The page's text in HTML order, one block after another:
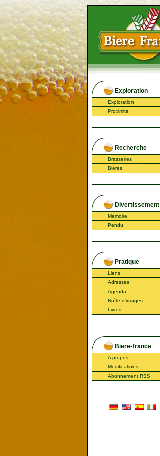
Exploration
Exploration
Proximité
Recherche
Brasseries
Bières
Divertissement
Mémoire
Pendu
Pratique
Liens
Adresses
Agenda
Boîte d'images
Livres
Biere-france
A propos
Modifications
Abonnement RSS